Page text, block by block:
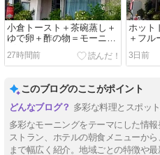
小倉トースト＋茶碗蒸し＋
ゆで卵＋酢の物＝モーニン
27時間前
ホット
＋フル
3日前
このブログのここがポイント
多彩な料理とスポッ
多彩なモーニングをテーマにした情
ストラン、ホテルの朝食メニューか
まで幅広く紹介。地域ごとの特徴や